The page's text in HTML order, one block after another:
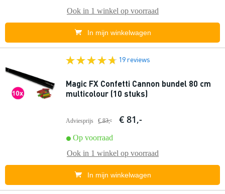
Ook in 1 winkel op voorraad
In mijn winkelwagen
19 reviews
Magic FX Confetti Cannon bundel 80 cm
multicolour (10 stuks)
Adviesprijs € 83,- € 81,-
Op voorraad
Ook in 1 winkel op voorraad
In mijn winkelwagen